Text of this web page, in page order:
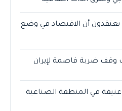
يعتقدون أن الاقتصاد في وضع
عنيفة في المنطقة الصناعية